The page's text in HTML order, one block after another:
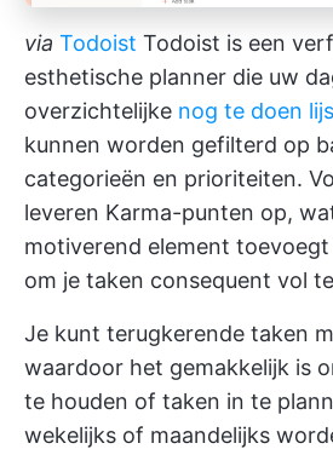
via Todoist Todoist is een
esthetische planner die uw
overzichtelijke nog te doen
kunnen worden gefilterd op
categorieën en prioriteiten.
leveren Karma-punten op,
motiverend element
om je taken consequent vol
Je kunt terugkerende taken
waardoor het gemakkelijk is
te houden of taken in te
wekelijks of maandelijks